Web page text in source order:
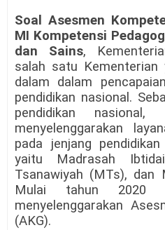
Soal Asesmen
MI Kompetensi
dan Sains,
salah satu Kementerian
dalam dalam
pendidikan nasional.
pendidikan nasional,
menyelenggarakan
pada jenjang
yaitu Madrasah
Tsanawiyah (MTs), dan
Mulai tahun 2020
menyelenggarakan
(AKG).